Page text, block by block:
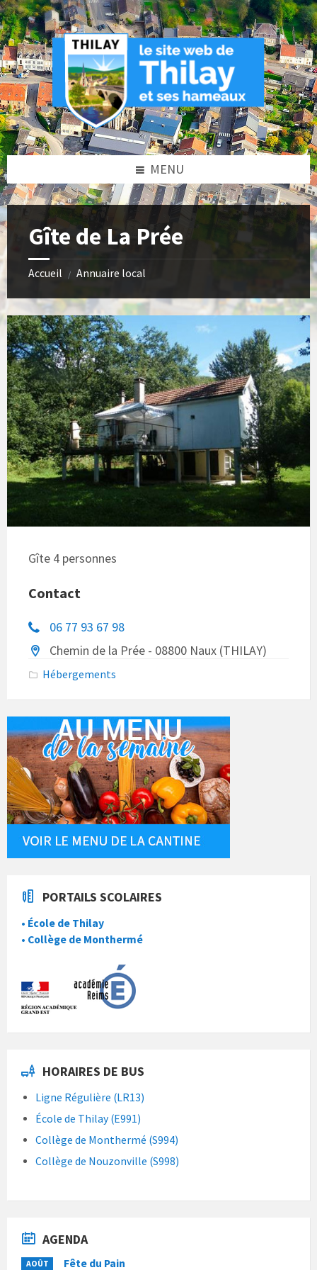
Skip
to
content
Skip
to
left
sidebar
Skip
to
right
sidebar
Skip
to
footer
MENU
Gîte de La Prée
Accueil / Annuaire local
Gîte 4 personnes
Contact
06 77 93 67 98
Chemin de la Prée - 08800 Naux (THILAY)
Hébergements
PORTAILS SCOLAIRES
• École de Thilay
• Collège de Monthermé
HORAIRES DE BUS
Ligne Régulière (LR13)
École de Thilay (E991)
Collège de Monthermé (S994)
Collège de Nouzonville (S998)
AGENDA
AOÛT Fête du Pain